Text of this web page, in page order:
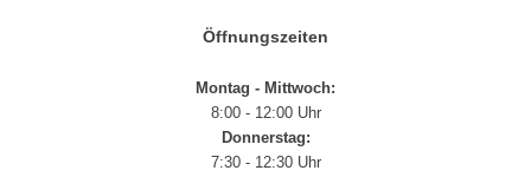
Öffnungszeiten
Montag - Mittwoch:
8:00 - 12:00 Uhr
Donnerstag:
7:30 - 12:30 Uhr